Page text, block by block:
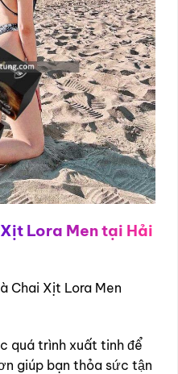
Lora Men tại Hải
Chai Xịt Lora Men
quá trình xuất tinh để
giúp bạn thỏa sức tận